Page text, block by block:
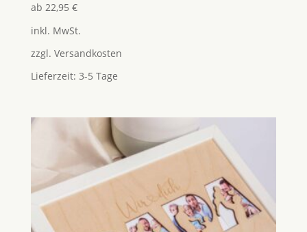
Bewertet
mit
von 5
ab 22,95 €
inkl. MwSt.
zzgl. Versandkosten
Lieferzeit: 3-5 Tage